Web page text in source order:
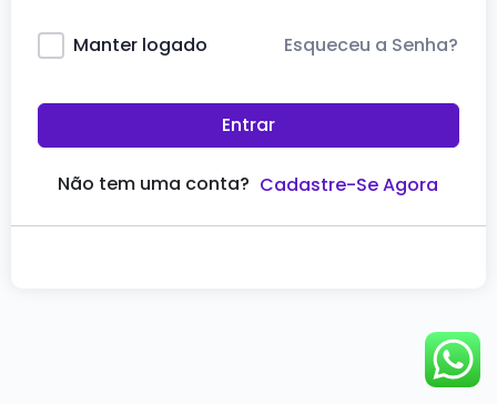
Manter logado Esqueceu a Senha?
Entrar
Não tem uma conta? Cadastre-Se Agora